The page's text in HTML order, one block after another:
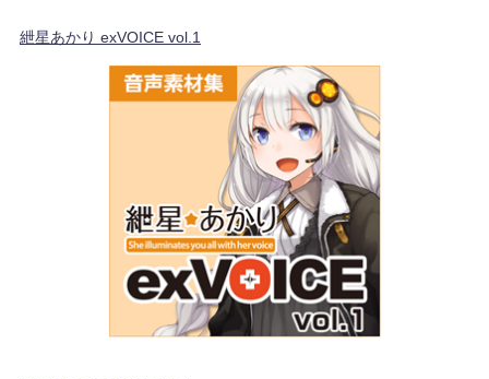
紲星あかり exVOICE vol.1